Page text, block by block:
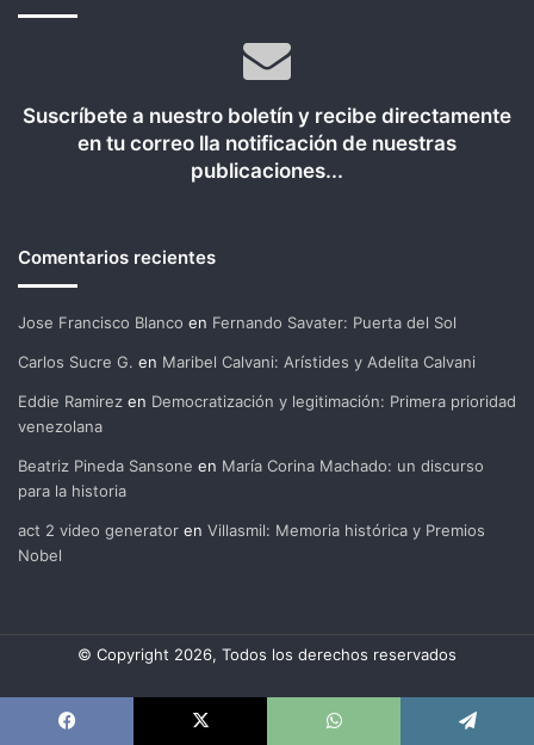
Suscríbete a nuestro boletín y recibe directamente
en tu correo lla notificación de nuestras
publicaciones...
Comentarios recientes
Jose Francisco Blanco en Fernando Savater: Puerta del Sol
Carlos Sucre G. en Maribel Calvani: Arístides y Adelita Calvani
Eddie Ramirez en Democratización y legitimación: Primera prioridad
venezolana
Beatriz Pineda Sansone en María Corina Machado: un discurso
para la historia
act 2 video generator en Villasmil: Memoria histórica y Premios
Nobel
© Copyright 2026, Todos los derechos reservados